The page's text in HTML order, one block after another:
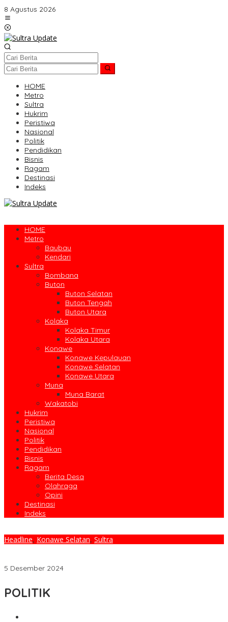
Lewati
ke
konten
8 Agustus 2026
HOME
Metro
Sultra
Hukrim
Peristiwa
Nasional
Politik
Pendidikan
Bisnis
Ragam
Destinasi
Indeks
HOME
Metro
Baubau
Kendari
Sultra
Bombana
Buton
Buton Selatan
Buton Tengah
Buton Utara
Kolaka
Kolaka Timur
Kolaka Utara
Konawe
Konawe Kepulauan
Konawe Selatan
Konawe Utara
Muna
Muna Barat
Wakatobi
Hukrim
Peristiwa
Nasional
Politik
Pendidikan
Bisnis
Ragam
Berita Desa
Olahraga
Opini
Destinasi
Indeks
Headline, Konawe Selatan, Sultra
5 Desember 2024
POLITIK